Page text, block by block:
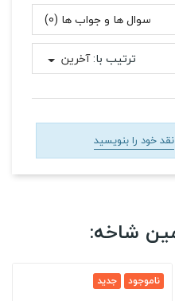
سوال ها و جواب ها (0)
ترتیب با:آخرین
نقد خود را بنویسید
جدید ناموجود